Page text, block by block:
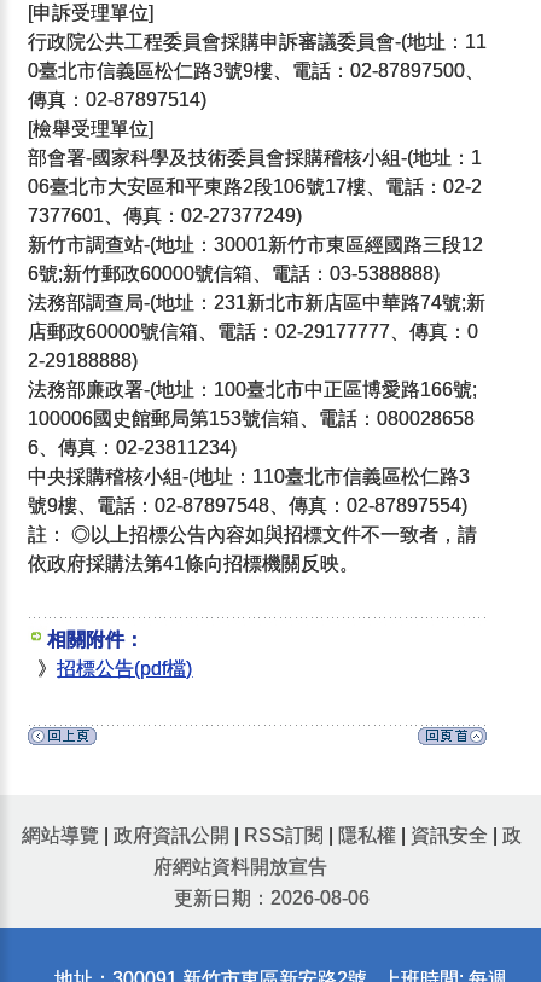
[申訴受理單位]
行政院公共工程委員會採購申訴審議委員會-(地址：11
0臺北市信義區松仁路3號9樓、電話：02-87897500、
傳真：02-87897514)
[檢舉受理單位]
部會署-國家科學及技術委員會採購稽核小組-(地址：1
06臺北市大安區和平東路2段106號17樓、電話：02-2
7377601、傳真：02-27377249)
新竹市調查站-(地址：30001新竹市東區經國路三段12
6號;新竹郵政60000號信箱、電話：03-5388888)
法務部調查局-(地址：231新北市新店區中華路74號;新
店郵政60000號信箱、電話：02-29177777、傳真：0
2-29188888)
法務部廉政署-(地址：100臺北市中正區博愛路166號;
100006國史館郵局第153號信箱、電話：080028658
6、傳真：02-23811234)
中央採購稽核小組-(地址：110臺北市信義區松仁路3
號9樓、電話：02-87897548、傳真：02-87897554)
註： ◎以上招標公告內容如與招標文件不一致者，請
依政府採購法第41條向招標機關反映。
相關附件：
》招標公告(pdf檔)
網站導覽 政府資訊公開 RSS訂閱 隱私權 資訊安全
政
府網站資料開放宣告
更新日期：2026-08-06